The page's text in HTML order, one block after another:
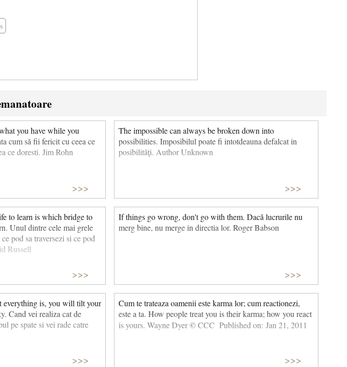
you have while you
cum să fii fericit cu ceea ce
ce doresti. Jim Rohn
>>>
The impossible can always be broken down into
possibilities. Imposibilul poate fi intotdeauna defalcat in
posibilităţi. Author Unknown
>>>
to learn is which bridge to
Unul dintre cele mai grele
pod sa traversezi si ce pod
Russell
>>>
If things go wrong, don't go with them. Dacă lucrurile nu
merg bine, nu merge in directia lor. Roger Babson
>>>
everything is, you will tilt your
Cand vei realiza cat de
pe spate si vei rade catre
>>>
Cum te trateaza oamenii este karma lor; cum reactionezi,
este a ta. How people treat you is their karma; how you react
is yours. Wayne Dyer©CCC Published on: Jan 21, 2011
>>>